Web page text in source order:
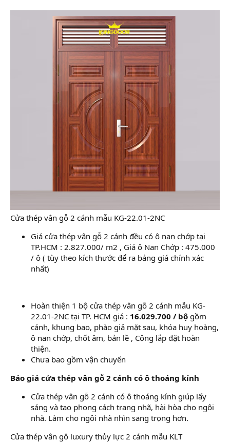
Cửa thép vân gỗ 2 cánh mẫu KG-22.01-2NC
Giá cửa thép vân gỗ 2 cánh đều có ô nan chớp tại
TP.HCM : 2.827.000/ m2 , Giá ô Nan Chớp : 475.000
/ ô ( tùy theo kích thước để ra bảng giá chính xác
nhất)
Hoàn thiện 1 bộ cửa thép vân gỗ 2 cánh mẫu KG-
22.01-2NC tại TP. HCM giá : 16.029.700 / bộ gồm
cánh, khung bao, phào giả mặt sau, khóa huy hoàng,
ô nan chớp, chốt âm, bản lề , Công lắp đặt hoàn
thiện.
Chưa bao gồm vận chuyển
Báo giá cửa thép vân gỗ 2 cánh có ô thoáng kính
Cửa thép vân gỗ 2 cánh có ô thoáng kính giúp lấy
sáng và tạo phong cách trang nhã, hài hòa cho ngôi
nhà. Làm cho ngôi nhà nhìn sang trọng hơn.
Cửa thép vân gỗ luxury thủy lực 2 cánh mẫu KLT